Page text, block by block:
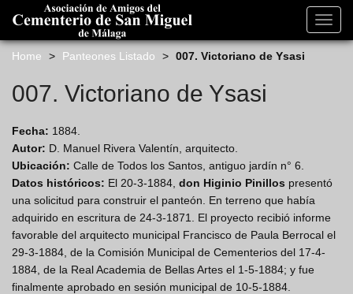
Home
> Panteones Listado > 007. Victoriano de Ysasi
007. Victoriano de Ysasi
Fecha: 1884.
Autor: D. Manuel Rivera Valentín, arquitecto.
Ubicación: Calle de Todos los Santos, antiguo jardín n° 6.
Datos históricos: El 20-3-1884, don Higinio Pinillos presentó
una solicitud para construir el panteón. En terreno que había
adquirido en escritura de 24-3-1871. El proyecto recibió informe
favorable del arquitecto municipal Francisco de Paula Berrocal el
29-3-1884, de la Comisión Municipal de Cementerios del 17-4-
1884, de la Real Academia de Bellas Artes el 1-5-1884; y fue
finalmente aprobado en sesión municipal de 10-5-1884.